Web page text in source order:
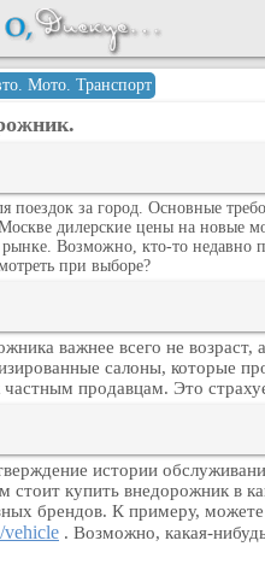
Мото. Транспорт
за город. Основные
дилерские цены на новые
Возможно, кто-то недавно
при выборе?
важнее всего не возраст,
салоны, которые
продавцам. Это
истории
купить внедорожник в
брендов. К примеру, можете
vehicle . Возможно, какая-